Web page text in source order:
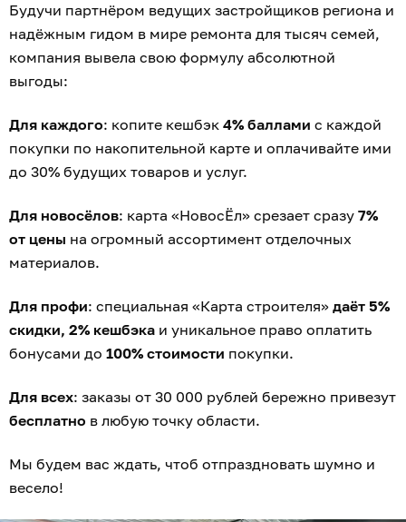
Будучи партнёром ведущих застройщиков региона и
надёжным гидом в мире ремонта для тысяч семей,
компания вывела свою формулу абсолютной
выгоды:
Для каждого: копите кешбэк 4% баллами с каждой
покупки по накопительной карте и оплачивайте ими
до 30% будущих товаров и услуг.
Для новосёлов: карта «НовосЁл» срезает сразу 7%
от цены на огромный ассортимент отделочных
материалов.
Для профи: специальная «Карта строителя» даёт 5%
скидки, 2% кешбэка и уникальное право оплатить
бонусами до 100% стоимости покупки.
Для всех: заказы от 30 000 рублей бережно привезут
бесплатно в любую точку области.
Мы будем вас ждать, чтоб отпраздновать шумно и
весело!